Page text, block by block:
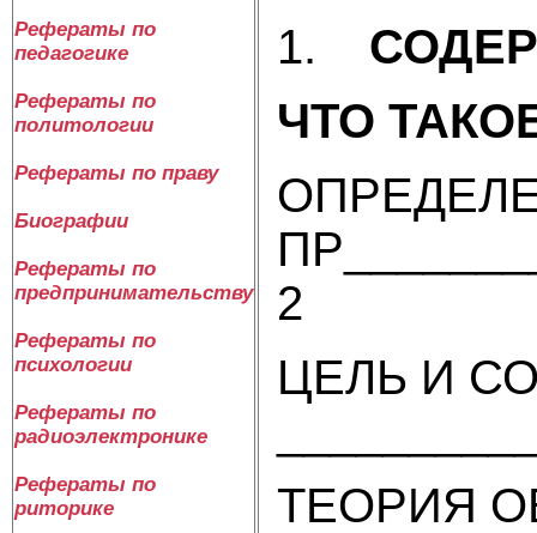
Рефераты по
педагогике
Рефераты по
политологии
Рефераты по праву
Биографии
Рефераты по
предпринимательству
Рефераты по
психологии
Рефераты по
радиоэлектронике
Рефераты по
риторике
1.
ЧТО
2
ЦЕЛЬ И
ТЕОРИЯ